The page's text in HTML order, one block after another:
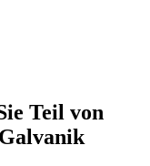
Teil von